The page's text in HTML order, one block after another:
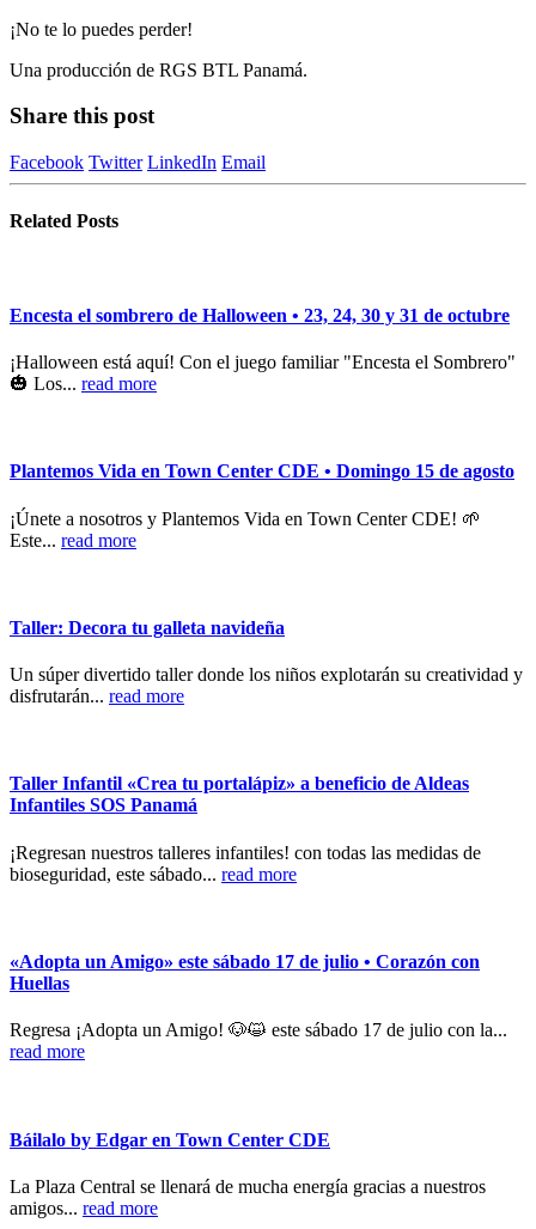
¡No te lo puedes perder!
Una producción de RGS BTL Panamá.
Share this post
Facebook Twitter LinkedIn Email
Related Posts
Encesta el sombrero de Halloween • 23, 24, 30 y 31 de octubre
¡Halloween está aquí! Con el juego familiar "Encesta el Sombrero"
🎃 Los... read more
Plantemos Vida en Town Center CDE • Domingo 15 de agosto
¡Únete a nosotros y Plantemos Vida en Town Center CDE! 🌱
Este... read more
Taller: Decora tu galleta navideña
Un súper divertido taller donde los niños explotarán su creatividad y
disfrutarán... read more
Taller Infantil «Crea tu portalápiz» a beneficio de Aldeas
Infantiles SOS Panamá
¡Regresan nuestros talleres infantiles! con todas las medidas de
bioseguridad, este sábado... read more
«Adopta un Amigo» este sábado 17 de julio • Corazón con
Huellas
Regresa ¡Adopta un Amigo! 🐶😺 este sábado 17 de julio con la...
read more
Báilalo by Edgar en Town Center CDE
La Plaza Central se llenará de mucha energía gracias a nuestros
amigos... read more